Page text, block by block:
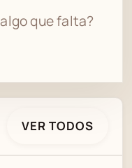
que falta?
VER TODOS